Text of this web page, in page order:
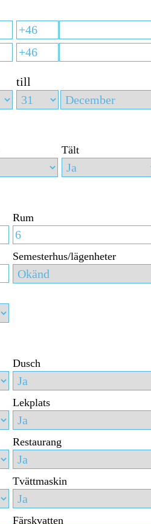
till
Tält
Rum
Semesterhus/lägenheter
Dusch
Lekplats
Restaurang
Tvättmaskin
Färskvatten